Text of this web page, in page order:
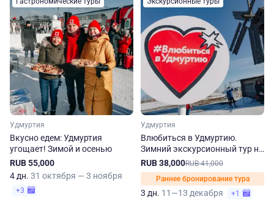
Удмуртия
Вкусно едем: Удмуртия
угощает! Зимой и осенью
RUB 55,000
4 дн. 31 октября — 3 ноября
+3
Удмуртия
Влюбиться в Удмуртию.
Зимний экскурсионный тур на
3 дня
RUB 38,000RUB 41,000
Раннее бронирование тура
3 дн. 11—13 декабря +1